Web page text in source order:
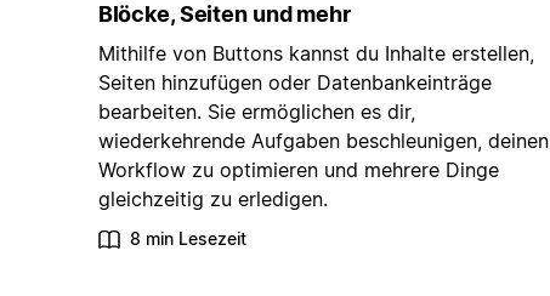
Blöcke, Seiten und mehr
Mithilfe von Buttons kannst du Inhalte erstellen,
Seiten hinzufügen oder Datenbankeinträge
bearbeiten. Sie ermöglichen es dir,
wiederkehrende Aufgaben beschleunigen, deinen
Workflow zu optimieren und mehrere Dinge
gleichzeitig zu erledigen.
8 min Lesezeit